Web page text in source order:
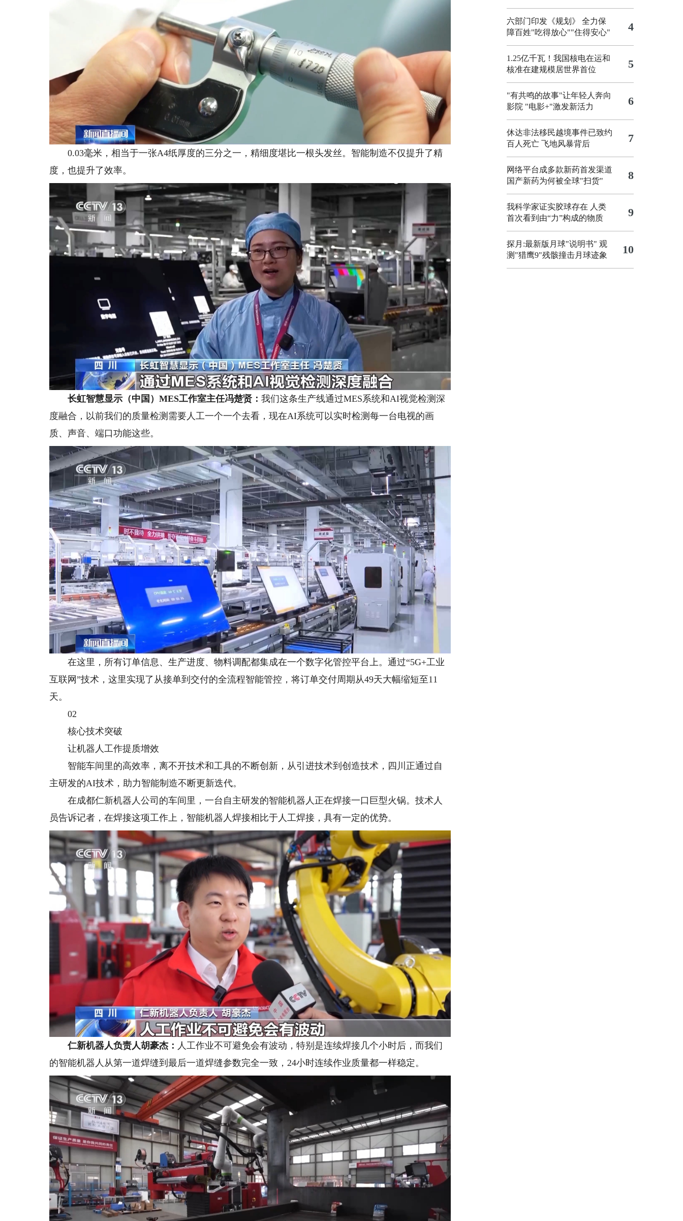
0.03毫米，相当于一张A4纸厚度的三分之一，精细度堪比一根头发丝。智能制造不仅提升了精
度，也提升了效率。
长虹智慧显示（中国）MES工作室主任冯楚贤：我们这条生产线通过MES系统和AI视觉检测深
度融合，以前我们的质量检测需要人工一个一个去看，现在AI系统可以实时检测每一台电视的画
质、声音、端口功能这些。
在这里，所有订单信息、生产进度、物料调配都集成在一个数字化管控平台上。通过“5G+工业
互联网”技术，这里实现了从接单到交付的全流程智能管控，将订单交付周期从49天大幅缩短至11
天。
02
核心技术突破
让机器人工作提质增效
智能车间里的高效率，离不开技术和工具的不断创新，从引进技术到创造技术，四川正通过自
主研发的AI技术，助力智能制造不断更新迭代。
在成都仁新机器人公司的车间里，一台自主研发的智能机器人正在焊接一口巨型火锅。技术人
员告诉记者，在焊接这项工作上，智能机器人焊接相比于人工焊接，具有一定的优势。
仁新机器人负责人胡豪杰： 人工作业不可避免会有波动，特别是连续焊接几个小时后，而我们
的智能机器人从第一道焊缝到最后一道焊缝参数完全一致，24小时连续作业质量都一样稳定。
六部门印发《规划》 全力保
障百姓"吃得放心""住得安心"
4
1.25亿千瓦！我国核电在运和
核准在建规模居世界首位
5
"有共鸣的故事"让年轻人奔向
影院 "电影+"激发新活力 6
休达非法移民越境事件已致约
百人死亡 飞地风暴背后 7
网络平台成多款新药首发渠道
国产新药为何被全球"扫货"
8
我科学家证实胶球存在 人类
首次看到由“力”构成的物质
9
探月:最新版月球"说明书" 观
测"猎鹰9"残骸撞击月球迹象
10